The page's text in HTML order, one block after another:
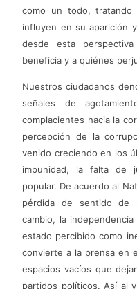
como un todo,
influyen en su aparición
desde esta
beneficia y a quiénes
Nuestros ciudadanos
señales de
complacientes hacia la
percepción de la
venido creciendo en los
impunidad, la falta de
popular. De acuerdo al
pérdida de sentido de
cambio, la
estado percibido como
convierte a la prensa en
espacios vacíos que
partidos políticos. Así al